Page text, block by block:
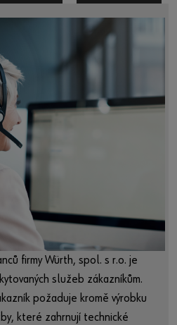
firmy Würth, spol. s r.o. je
služeb zákazníkům.
požaduje kromě výrobku
které zahrnují technické